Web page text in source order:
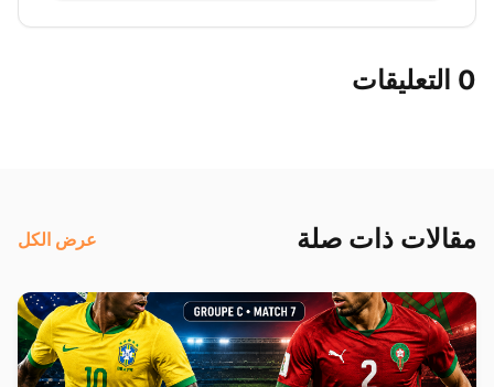
0 التعليقات
مقالات ذات صلة عرض الكل